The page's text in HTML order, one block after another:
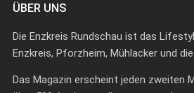
ÜBER UNS
Die Enzkreis Rundschau ist das
Enzkreis, Pforzheim, Mühlacker und die
Das Magazin erscheint jeden zweiten